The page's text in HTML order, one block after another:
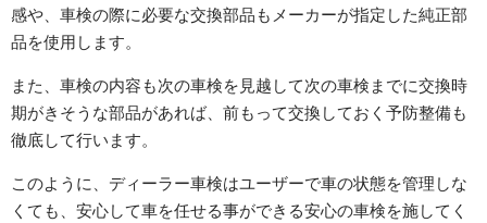
感や、車検の際に必要な交換部品もメーカーが指定した純正部
品を使用します。
また、車検の内容も次の車検を見越して次の車検までに交換時
期がきそうな部品があれば、前もって交換しておく予防整備も
徹底して行います。
このように、ディーラー車検はユーザーで車の状態を管理しな
くても、安心して車を任せる事ができる安心の車検を施してく